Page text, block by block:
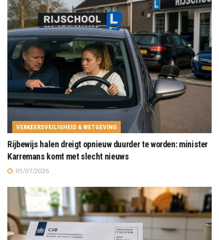
VERKEERSVEILIGHEID & WETGEVING
Rijbewijs halen dreigt opnieuw duurder te worden: minister
Karremans komt met slecht nieuws
05/07/2026